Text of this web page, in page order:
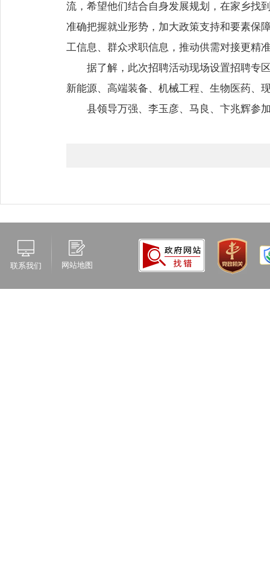
流，希望他们结合自身发展规划，在家乡找
准确把握就业形势，加大政策支持和要素保
工信息、群众求职信息，推动供需对接更精
据了解，此次招聘活动现场设置招聘专
新能源、高端装备、机械工程、生物医药、
县领导万强、李玉彦、马良、卞兆辉参
联系我们 网站地图